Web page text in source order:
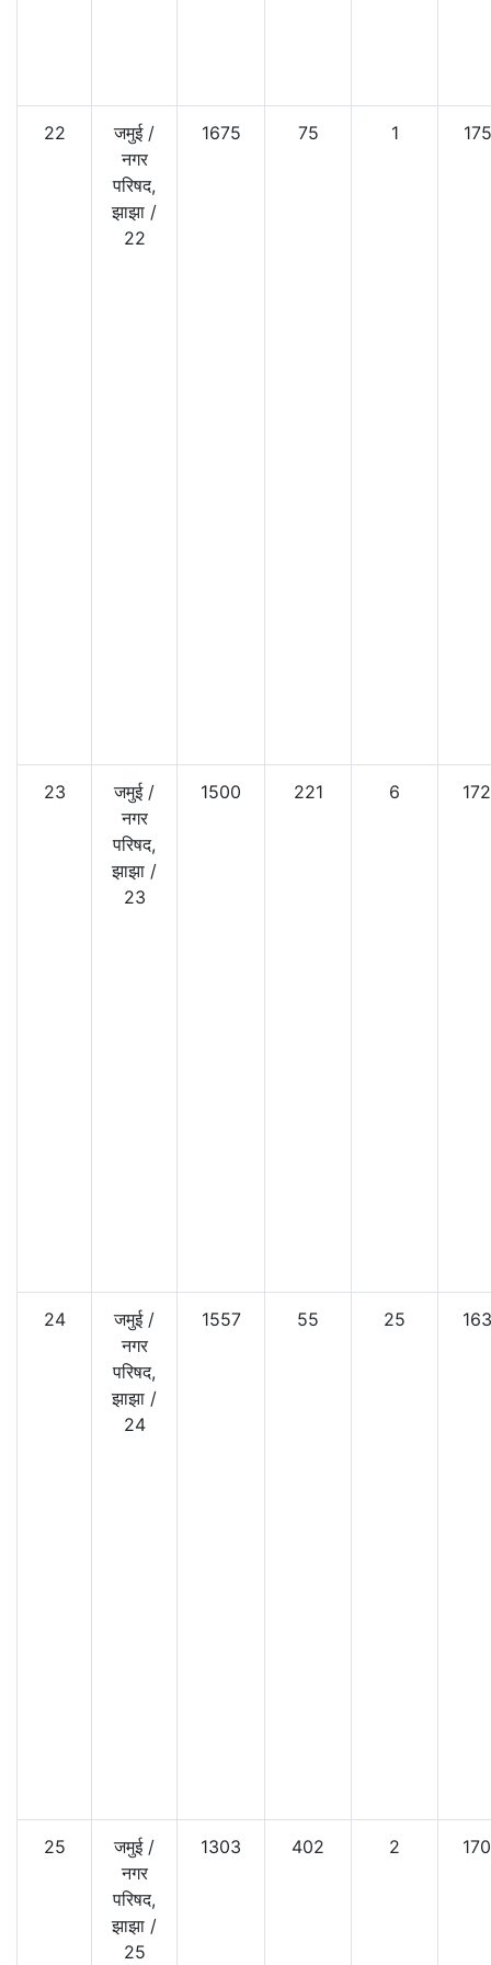
22 जमुई/
नगर
परिषद,
झाझा /
22
1675 75 1
23 जमुई/
नगर
परिषद,
झाझा /
23
1500 221 6
24 जमुई/
नगर
परिषद,
झाझा /
24
1557 55 25
25 जमुई/
नगर
परिषद,
झाझा /
25
1303 402 2